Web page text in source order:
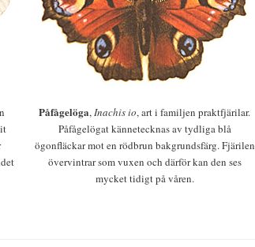
Påfågelöga,Inachis io, art i familjen praktfjärilar.
Påfågelögat kännetecknas av tydliga blå
ögonfläckar mot en rödbrun bakgrundsfärg. Fjärilen
övervintrar som vuxen och därför kan den ses
mycket tidigt på våren.